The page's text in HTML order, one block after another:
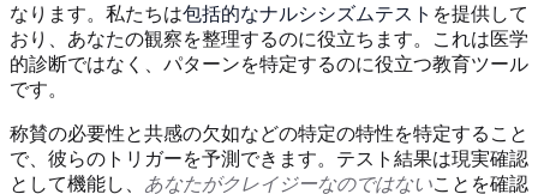
なります。私たちは包括的なナルシシズムテスト を提供して
おり、あなたの観察を整理するのに役立ちます。これは医学
的診断ではなく、パターンを特定するのに役立つ教育ツール
です。
称賛の必要性と共感の欠如などの特定の特性を特定すること
で、彼らのトリガーを予測できます。テスト結果は現実確認
として機能し、 あなたがクレイジーなのではないことを確認